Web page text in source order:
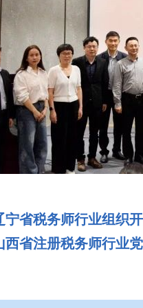
省税务师行业组织
省注册税务师行业